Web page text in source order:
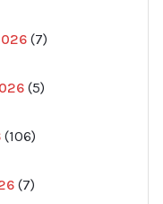
7
produkter
5
produkter
106
produkter
7
produkter